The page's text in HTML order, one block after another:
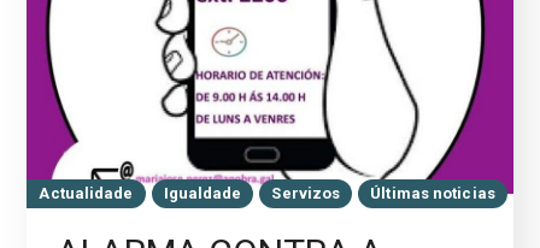
Actualidade Igualdade Servizos Últimas noticias